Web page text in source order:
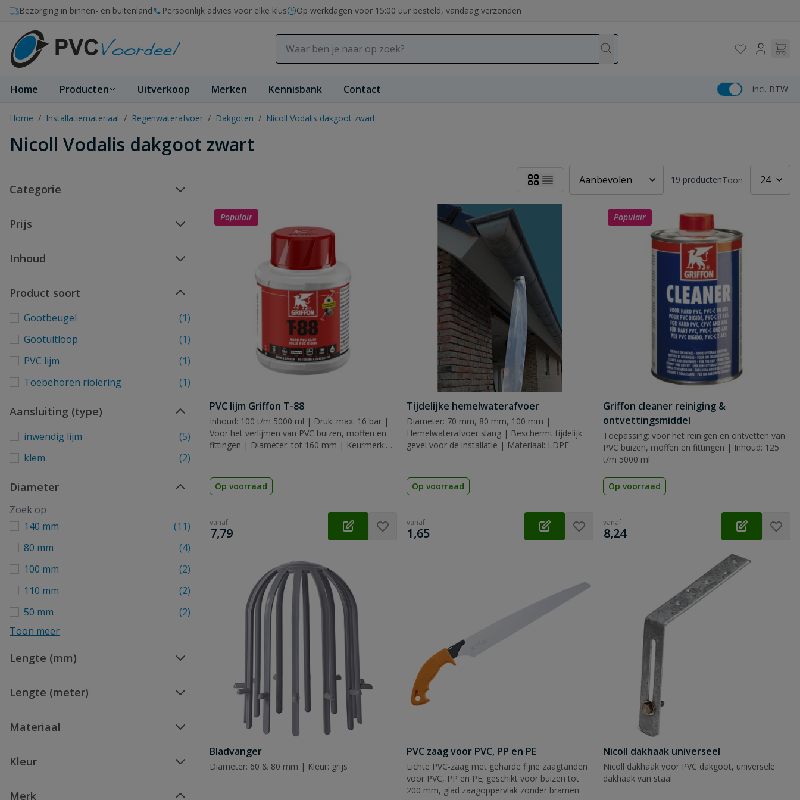
Ga naar de inhoud
Bezorging in binnen- en buitenland Persoonlijk advies voor elke klus Op werkdagen voor 15:00 uur besteld, vandaag verzonden
Home Producten Uitverkoop Merken Kennisbank Contact incl. BTW
Home / Installatiemateriaal / Regenwaterafvoer / Dakgoten / Nicoll Vodalis dakgoot zwart
Nicoll Vodalis dakgoot zwart
Categorie
Prijs
Inhoud
Product soort
Gootbeugel
(1)
Gootuitloop
(1)
PVC lijm
(1)
Toebehoren riolering
(1)
Aansluiting (type)
inwendig lijm
(5)
klem
(2)
Diameter
140 mm
(11)
80 mm
(4)
100 mm
(2)
110 mm
(2)
50 mm
(2)
Toon meer
Lengte (mm)
Lengte (meter)
Materiaal
Kleur
Merk
19 productenToon
Populair
PVC lijm Griffon T-88
Inhoud: 100 t/m 5000 ml | Druk: max. 16 bar |
Voor het verlijmen van PVC buizen, moffen en
fittingen | Diameter: tot 160 mm | Keurmerk:
Op voorraad
vanaf
€
7,79
Tijdelijke hemelwaterafvoer
Diameter: 70 mm, 80 mm, 100 mm |
Hemelwaterafvoer slang | Beschermt tijdelijk
gevel voor de installatie | Materiaal: LDPE
Op voorraad
vanaf
€
1,65
Populair
Griffon cleaner reiniging &
ontvettingsmiddel
Toepassing: voor het reinigen en ontvetten van
PVC buizen, moffen en fittingen | Inhoud: 125
t/m 5000 ml
Op voorraad
vanaf
€
8,24
Bladvanger
Diameter: 60 & 80 mm | Kleur: grijs
PVC zaag voor PVC, PP en PE
Lichte PVC-zaag met geharde fijne zaagtanden
voor PVC, PP en PE; geschikt voor buizen tot
200 mm, glad zaagoppervlak zonder bramen
Nicoll dakhaak universeel
Nicoll dakhaak voor PVC dakgoot, universele
dakhaak van staal